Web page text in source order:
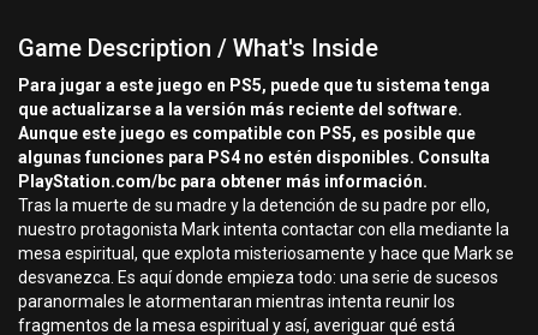
Game Description / What's Inside
Para jugar a este juego en PS5, puede que tu sistema tenga
que actualizarse a la versión más reciente del software.
Aunque este juego es compatible con PS5, es posible que
algunas funciones para PS4 no estén disponibles. Consulta
PlayStation.com/bc para obtener más información.
Tras la muerte de su madre y la detención de su padre por ello,
nuestro protagonista Mark intenta contactar con ella mediante la
mesa espiritual, que explota misteriosamente y hace que Mark se
desvanezca. Es aquí donde empieza todo: una serie de sucesos
paranormales le atormentaran mientras intenta reunir los
fragmentos de la mesa espiritual y así, averiguar qué está